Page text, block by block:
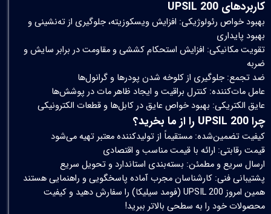
کاربردهای UPSIL 200
بهبود خواص رئولوژیکی: افزایش ویسکوزیته، جلوگیری از ته‌نشینی و
بهبود پایداری
تقویت مکانیکی: افزایش استحکام کششی و مقاومت در برابر سایش و
ضربه
ضد تجمع: جلوگیری از کلوخه شدن پودرها و گرانول‌ها
عامل مات‌کننده: کنترل براقیت و ایجاد ظاهر مات در پوشش‌ها
عایق الکتریکی: بهبود خواص عایق در کابل‌ها و قطعات الکترونیکی
چرا UPSIL 200 را از ما بخرید؟
کیفیت تضمین‌شده: مستقیماً از تولیدکننده معتبر تهیه می‌شود
قیمت رقابتی: ارائه با قیمت مناسب و اقتصادی
ارسال سریع و مطمئن: بسته‌بندی استاندارد و تحویل سریع
پشتیبانی فنی: کارشناسان مجرب آماده پاسخگویی و راهنمایی هستند
همین امروز UPSIL 200 (فومد سیلیکا) را سفارش دهید و کیفیت
محصولات خود را به سطحی بالاتر ببرید!